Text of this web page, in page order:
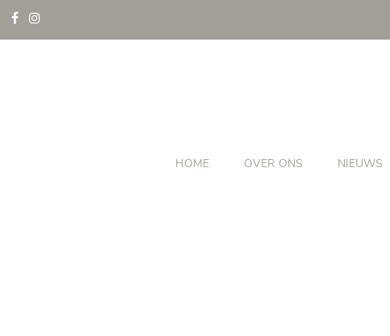
HOME OVER ONS NIEUWS